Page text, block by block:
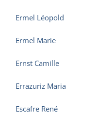
Ermel Léopold
Ermel Marie
Ernst Camille
Errazuriz Maria
Escafre René